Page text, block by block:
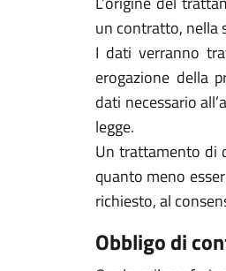
un contratto, nella
I dati verranno
erogazione della
dati necessario
legge.
Un trattamento di
quanto meno
richiesto, al
Obbligo di